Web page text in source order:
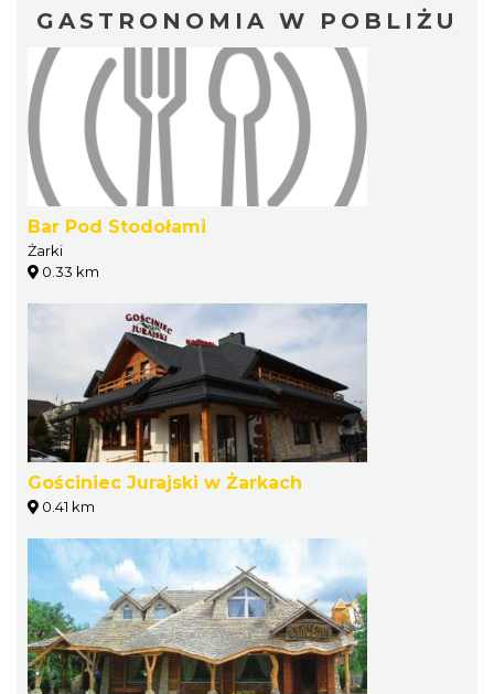
GASTRONOMIA W POBLIŻU
Bar Pod Stodołami
Żarki
0.33 km
Gościniec Jurajski w Żarkach
0.41 km